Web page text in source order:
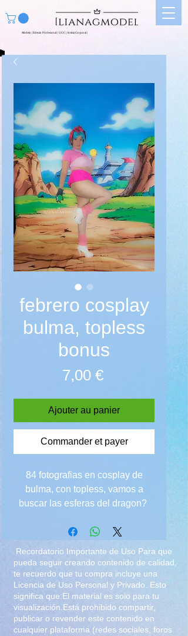
Modelo | Edecán Profesional | UGC | Artista Corporal |
febrero cosplay
bulma, topless
bonus
7,00 €Prix
Ajouter au panier
Commander et payer
84 fotografias en cosplay de
bulma, con topless, vamos a
buscar las esferas del dragon?
Recordatorio Importante de Uso Para que
pueda seguir creando contenido de calidad,
te recuerdo que tu compra incluye una
Licencia de Uso Personal y Privado. Esto
significa que:El material es solo para tu
visualización.Está prohibido compartir,
publicar o revender este contenido en
cualquier plataforma (redes sociales, foros